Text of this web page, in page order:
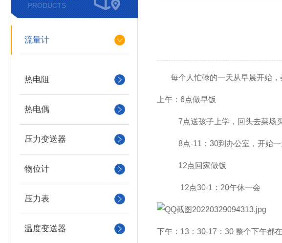
PRODUCTS
流量计
热电阻
热电偶
压力变送器
物位计
压力表
温度变送器
每个人忙碌的一天从早晨开始，
上午：6点做早饭
7点送孩子上学，回头去菜场
8点-11：30到办公室，开始一
12点回家做饭
12点30-1：20午休一会
下午：13：30-17：30 整个下午都